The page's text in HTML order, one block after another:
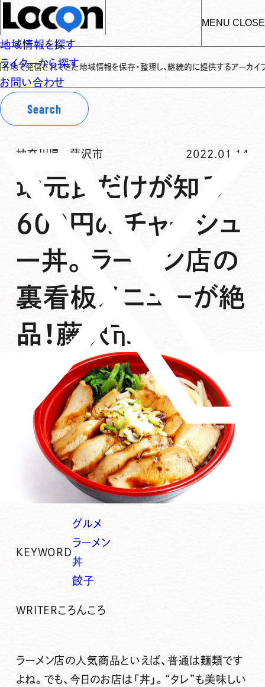
MENU CLOSE
地域情報を探す
ライターから探す
お問い合わせ
Search
きた地域情報を保存・整理し、継続的に提供するアーカイブサイトです✌
神奈川県 藤沢市 2022.01.14
地元民だけが知る
600円のチャーシュ
ー丼。ラーメン店の
裏看板メニューが絶
品！藤沢市
KEYWORD
グルメ
ラーメン
丼
餃子
WRITERころんころ
ラーメン店の人気商品といえば、普通は麺類です
よね。でも、今日のお店は 「丼」。 “タレ”も美味しい